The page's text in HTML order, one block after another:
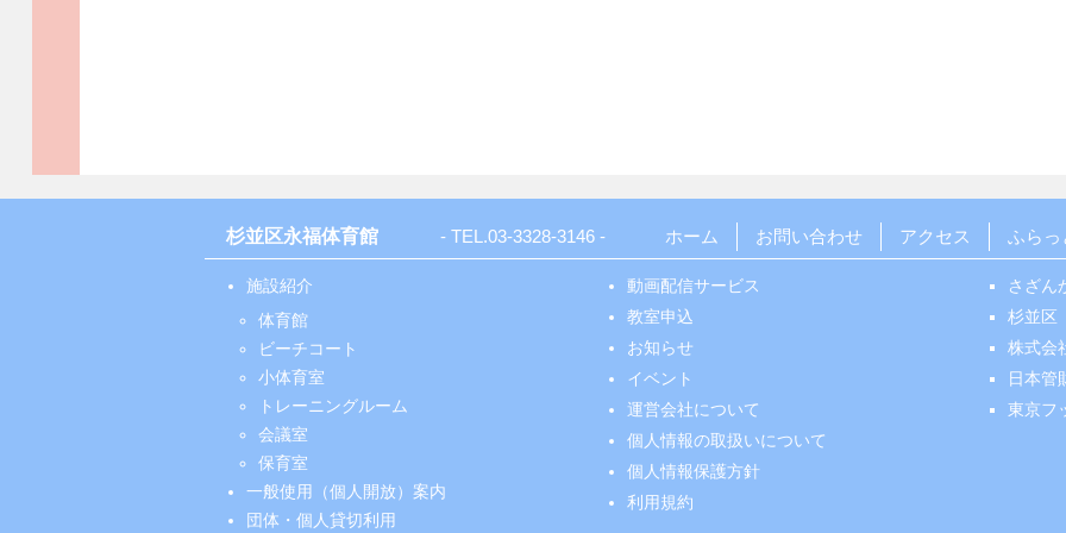
杉並区永福体育館 - TEL.03-3328-3146 - ホーム お問い合わせ アクセス ふら
施設紹介
体育館
ビーチコート
小体育室
トレーニングルーム
会議室
保育室
一般使用（個人開放）案内
団体・個人貸切利用
動画配信サービス
教室申込
お知らせ
イベント
運営会社について
個人情報の取扱いについて
個人情報保護方針
利用規約
さざん
杉並区
株式会
日本管
東京フ